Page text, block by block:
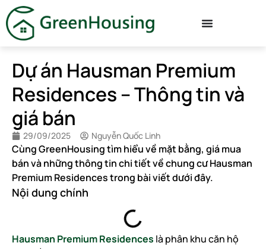
Dự án Hausman Premium
Residences – Thông tin và
giá bán
29/09/2025 Nguyễn Quốc Linh
Cùng GreenHousing tìm hiểu về mặt bằng, giá mua
bán và những thông tin chi tiết về chung cư Hausman
Premium Residences trong bài viết dưới đây.
Nội dung chính
Hausman Premium Residences là phân khu căn hộ